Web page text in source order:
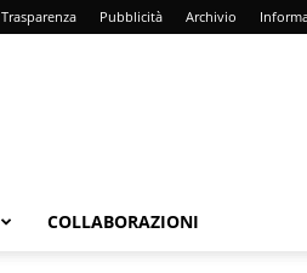
Trasparenza Pubblicità Archivio
COLLABORAZIONI